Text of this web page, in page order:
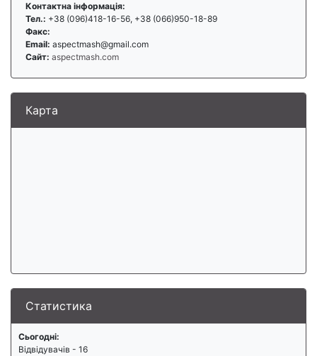
Контактна інформація:
Тел.: +38 (096)418-16-56, +38 (066)950-18-89
Факс:
Email: aspectmash@gmail.com
Сайт: aspectmash.com
Карта
Статистика
Сьогодні:
Відвідувачів - 16